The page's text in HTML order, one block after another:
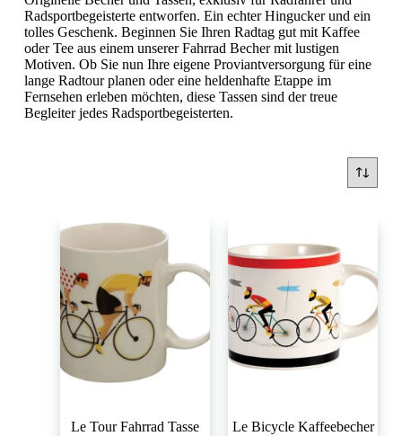
Radsportbegeisterte entworfen. Ein echter Hingucker und ein
tolles Geschenk. Beginnen Sie Ihren Radtag gut mit Kaffee
oder Tee aus einem unserer Fahrrad Becher mit lustigen
Motiven. Ob Sie nun Ihre eigene Proviantversorgung für eine
lange Radtour planen oder eine heldenhafte Etappe im
Fernsehen erleben möchten, diese Tassen sind der treue
Begleiter jedes Radsportbegeisterten.
Le Tour Fahrrad Tasse
Le Bicycle Kaffeebecher